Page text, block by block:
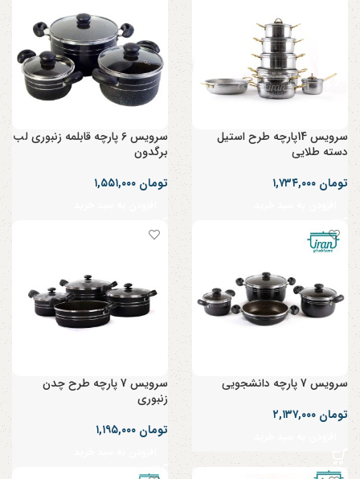
سرویس 14پارچه طرح استیل
دسته طلایی
تومان
سرویس 6 پارچه قابلمه زنبوری لب
برگدون
تومان
سرویس 7 پارچه دانشجویی
تومان
سرویس 7 پارچه طرح چدن
زنبوری
تومان